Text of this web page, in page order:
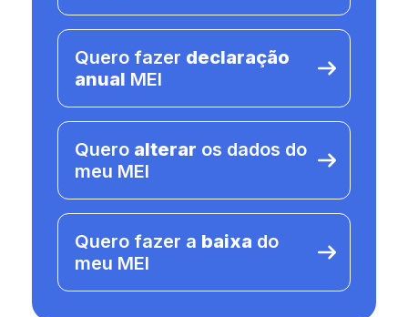
Quero fazer declaração
anual MEI
Quero alterar os dados do
meu MEI
Quero fazer a baixa do
meu MEI